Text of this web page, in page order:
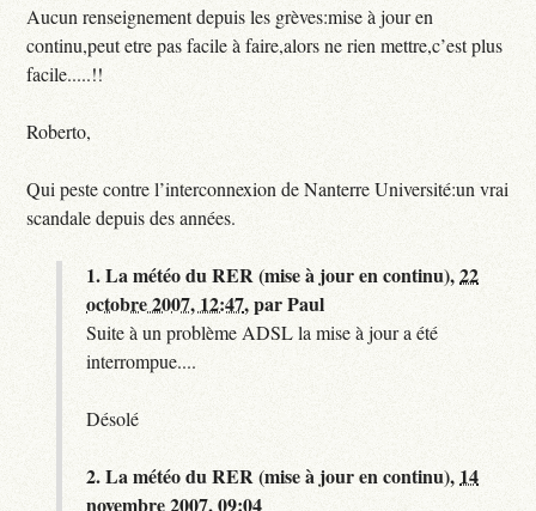
Aucun renseignement depuis les grèves:mise à jour en
continu,peut etre pas facile à faire,alors ne rien mettre,c’est plus
facile.....!!
Roberto,
Qui peste contre l’interconnexion de Nanterre Université:un vrai
scandale depuis des années.
1.La météo du RER (mise à jour en continu),22
octobre 2007, 12:47,parPaul
Suite à un problème ADSL la mise à jour a été
interrompue....
Désolé
2.La météo du RER (mise à jour en continu), 14
novembre 2007, 09:04